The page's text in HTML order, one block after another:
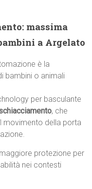
massima
a Argelato
è la
bambini o animali
per basculante
, che
movimento della porta
protezione per
nei contesti